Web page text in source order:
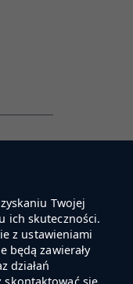
Twojej
ich skuteczności.
z ustawieniami
będą zawierały
działań
oceny